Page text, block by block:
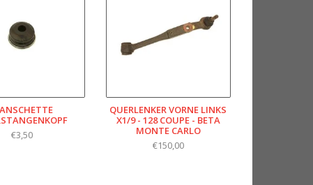
€3,50
QUERLENKER VORNE LINKS
X1/9 - 128 COUPE - BETA
MONTE CARLO
€150,00